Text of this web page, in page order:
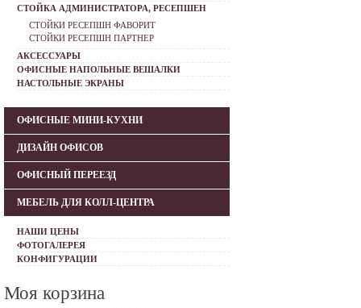
СТОЙКА АДМИНИСТРАТОРА, РЕСЕПШЕН
СТОЙКИ РЕСЕПШН ФАВОРИТ
СТОЙКИ РЕСЕПШН ПАРТНЕР
АКСЕССУАРЫ
ОФИСНЫЕ НАПОЛЬНЫЕ ВЕШАЛКИ
НАСТОЛЬНЫЕ ЭКРАНЫ
ОФИСНЫЕ МИНИ-КУХНИ
ДИЗАЙН ОФИСОВ
ОФИСНЫЙ ПЕРЕЕЗД
МЕБЕЛЬ ДЛЯ КОЛЛ-ЦЕНТРА
НАШИ ЦЕНЫ
ФОТОГАЛЕРЕЯ
КОНФИГУРАЦИИ
Моя корзина